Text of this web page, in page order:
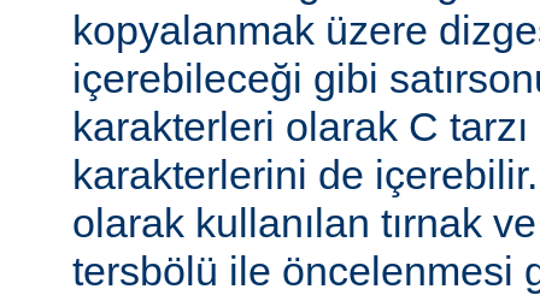
kopyalanmak üzere
içerebileceği gibi
karakterleri olarak C
karakterlerini de
olarak kullanılan tırnak
tersbölü ile öncelenmesi